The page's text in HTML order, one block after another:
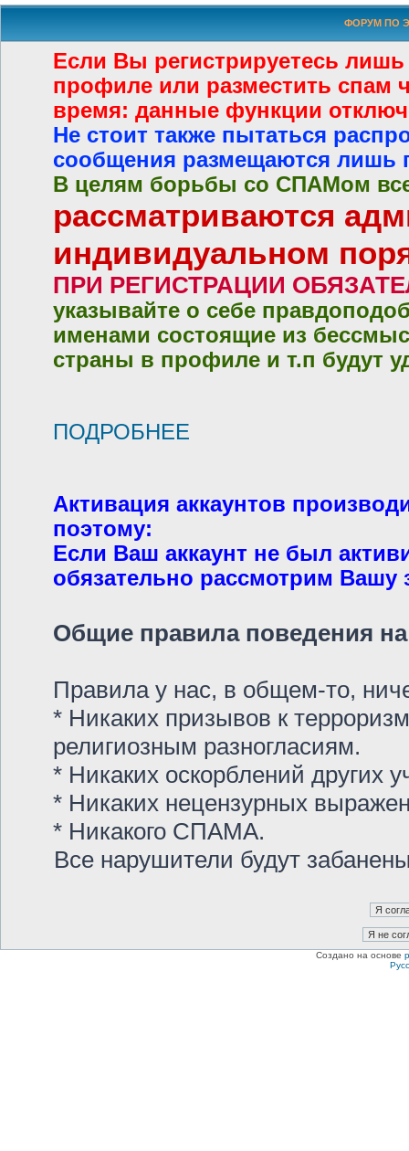
ФОРУМ ПО
Если Вы регистрируетесь
профиле или разместить спам
время: данные функции
Не стоит также пытаться
сообщения размещаются лишь
В целям борьбы со СПАМом все
рассматриваются
индивидуальном
ПРИ РЕГИСТРАЦИИ
указывайте о себе
именами состоящие из
страны в профиле и т.п будут
ПОДРОБНЕЕ
Активация аккаунтов
поэтому:
Если Ваш аккаунт не был
обязательно рассмотрим Вашу
Общие правила поведения на
Правила у нас, в общем-то,
* Никаких призывов к
религиозным разногласиям.
* Никаких оскорблений других
* Никаких нецензурных
* Никакого СПАМА.
Все нарушители будут
Создано на основе